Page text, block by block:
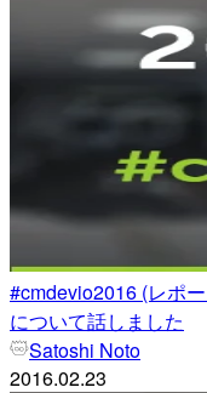
#cmdevio2016 (レポ
について話しました
Satoshi Noto
2016.02.23